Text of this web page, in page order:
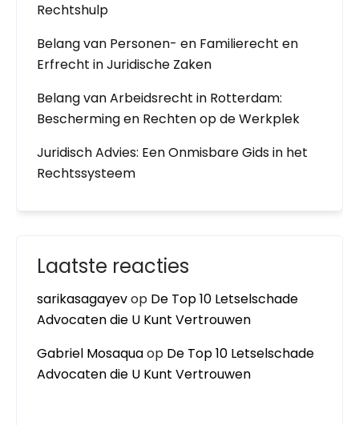
Rechtshulp
Belang van Personen- en Familierecht en
Erfrecht in Juridische Zaken
Belang van Arbeidsrecht in Rotterdam:
Bescherming en Rechten op de Werkplek
Juridisch Advies: Een Onmisbare Gids in het
Rechtssysteem
Laatste reacties
sarikasagayevop De Top 10 Letselschade
Advocaten die U Kunt Vertrouwen
Gabriel Mosaquaop De Top 10 Letselschade
Advocaten die U Kunt Vertrouwen